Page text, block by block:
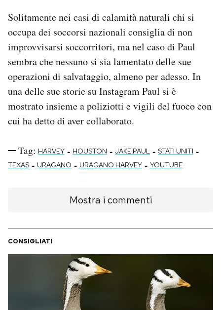
Solitamente nei casi di calamità naturali chi si
occupa dei soccorsi nazionali consiglia di non
improvvisarsi soccorritori, ma nel caso di Paul
sembra che nessuno si sia lamentato delle sue
operazioni di salvataggio, almeno per adesso. In
una delle sue storie su Instagram Paul si è
mostrato insieme a poliziotti e vigili del fuoco con
cui ha detto di aver collaborato.
Tag: HARVEY - HOUSTON - JAKE PAUL - STATI UNITI -
TEXAS - URAGANO - URAGANO HARVEY - YOUTUBE
Mostra i commenti
CONSIGLIATI